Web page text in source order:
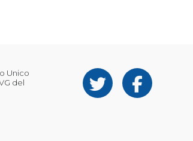
Unico
del